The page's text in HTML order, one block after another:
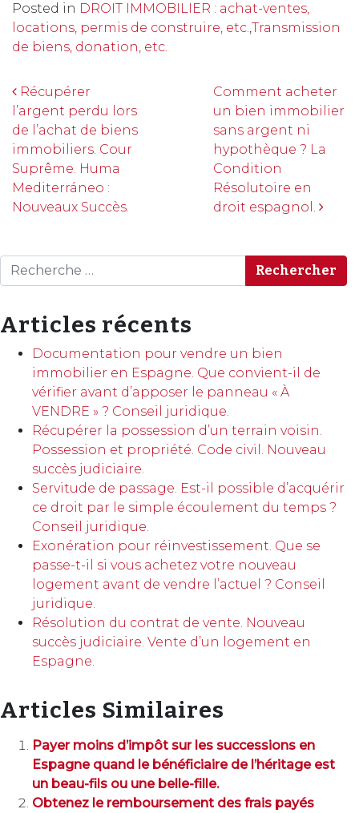
Posted in DROIT IMMOBILIER : achat-ventes,
locations, permis de construire, etc. Transmission
de biens, donation, etc.
Navigation
Récupérer
l’argent perdu lors
de l’achat de biens
immobiliers. Cour
Suprême. Huma
Mediterráneo :
Nouveaux Succès.
Comment acheter
un bien immobilier
sans argent ni
hypothèque ? La
Condition
Résolutoire en
droit espagnol.
Rechercher
Articles récents
Documentation pour vendre un bien
immobilier en Espagne. Que convient-il de
vérifier avant d’apposer le panneau « À
VENDRE » ? Conseil juridique.
Récupérer la possession d’un terrain voisin.
Possession et propriété. Code civil. Nouveau
succès judiciaire.
Servitude de passage. Est-il possible d’acquérir
ce droit par le simple écoulement du temps ?
Conseil juridique.
Exonération pour réinvestissement. Que se
passe-t-il si vous achetez votre nouveau
logement avant de vendre l’actuel ? Conseil
juridique.
Résolution du contrat de vente. Nouveau
succès judiciaire. Vente d’un logement en
Espagne.
Articles Similaires
Payer moins d’impôt sur les successions en
Espagne quand le bénéficiaire de l’héritage est
un beau-fils ou une belle-fille.
Obtenez le remboursement des frais payés